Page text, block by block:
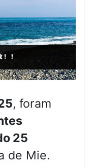
, foram
25
de Mie.